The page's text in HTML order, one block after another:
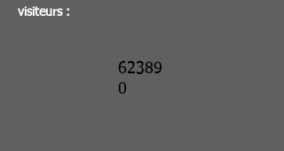
visiteurs :
62389
0